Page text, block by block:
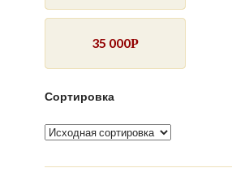
35 000Р
Сортировка